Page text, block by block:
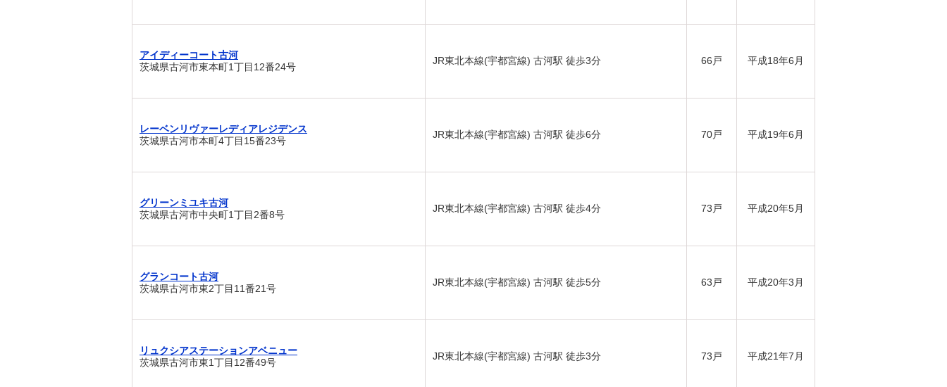
アイディーコート古河
茨城県古河市東本町1丁目12番24号
JR東北本線(宇都宮線) 古河駅 徒歩3分 66戸 平成18年6月
レーベンリヴァーレディアレジデンス
茨城県古河市本町4丁目15番23号
JR東北本線(宇都宮線) 古河駅 徒歩6分 70戸 平成19年6月
グリーンミユキ古河
茨城県古河市中央町1丁目2番8号
JR東北本線(宇都宮線) 古河駅 徒歩4分 73戸 平成20年5月
グランコート古河
茨城県古河市東2丁目11番21号
JR東北本線(宇都宮線) 古河駅 徒歩5分 63戸 平成20年3月
リュクシアステーションアベニュー
茨城県古河市東1丁目12番49号
JR東北本線(宇都宮線) 古河駅 徒歩3分 73戸 平成21年7月